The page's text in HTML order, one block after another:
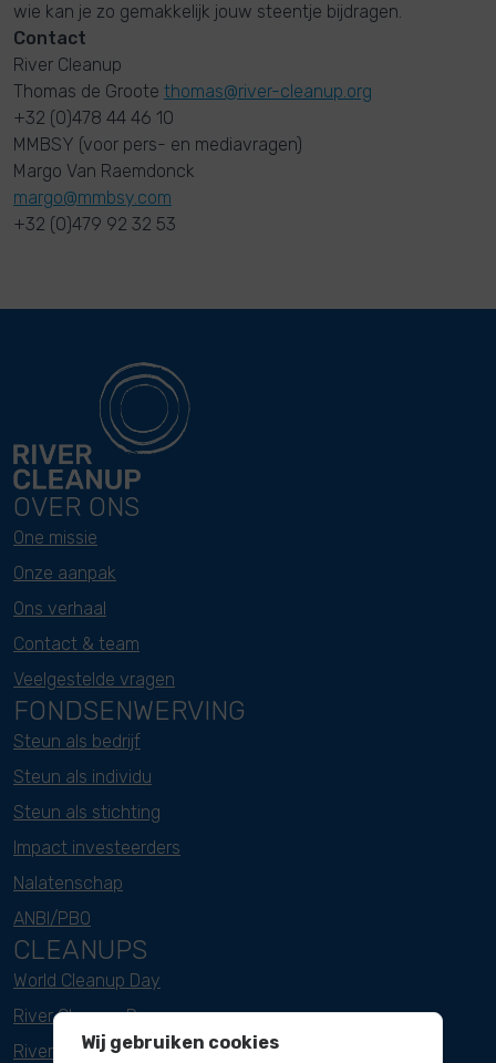
wie kan je zo gemakkelijk jouw steentje bijdragen.
Contact
River Cleanup
Thomas de Groote thomas@river-cleanup.org
+32 (0)478 44 46 10
MMBSY (voor pers- en mediavragen)
Margo Van Raemdonck
margo@mmbsy.com
+32 (0)479 92 32 53
OVER ONS
One missie
Onze aanpak
Ons verhaal
Contact & team
Veelgestelde vragen
FONDSENWERVING
Steun als bedrijf
Steun als individu
Steun als stichting
Impact investeerders
Nalatenschap
ANBI/PBO
CLEANUPS
World Cleanup Day
River Cleanup Days
River Cleanup Challenge
Wij gebruiken cookies